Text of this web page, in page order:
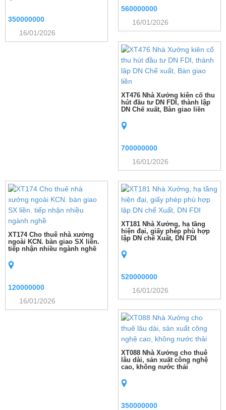
350000000
16/01/2026
560000000
16/01/2026
XT476 Nhà Xưởng kiên cố thu
hút đầu tư DN FDI, thành lập
DN Chế xuất, Bàn giao liền
700000000
16/01/2026
XT174 Cho thuê nhà xưởng
ngoài KCN. bàn giao SX liền.
tiếp nhận nhiều ngành nghề
120000000
16/01/2026
XT181 Nhà Xưởng, hạ tầng
hiện đại, giấy phép phù hợp
lập DN chế Xuất, DN FDI
520000000
16/01/2026
XT088 Nhà Xưởng cho thuê
lâu dài, sản xuất công nghệ
cao, không nước thải
350000000